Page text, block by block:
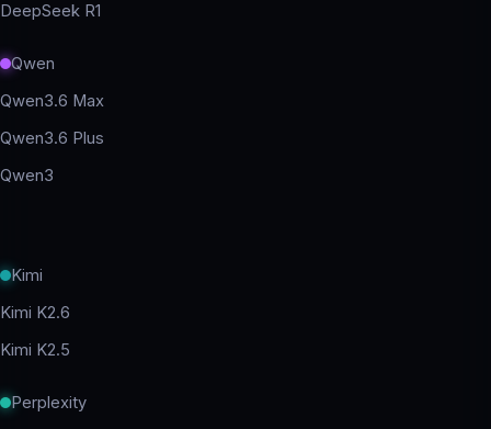
DeepSeek R1
Qwen
Qwen3.6 Max
Qwen3.6 Plus
Qwen3
Kimi
Kimi K2.6
Kimi K2.5
Perplexity